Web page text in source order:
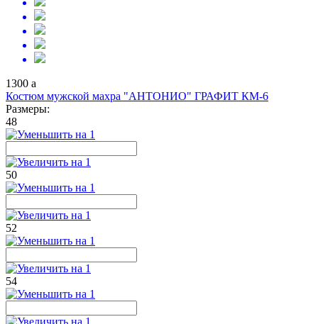
1300 a
Костюм мужской махра "АНТОНИО" ГРАФИТ КМ-6
Размеры:
48
50
52
54